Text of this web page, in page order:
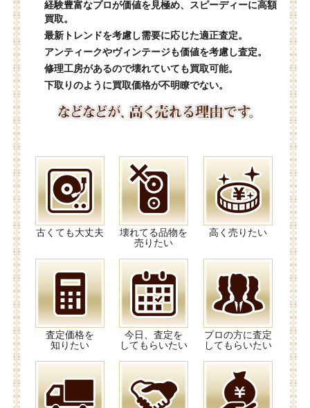
経験豊富なプロが価値を見極め、スピーディーに高額
買取。
最新トレンドを考慮し需要に応じた適正査定。
アンティークやヴィンテージも価値を考慮し査定。
修理工房があるので壊れていても買取可能。
下取りのように買取価格が不明瞭でない。
古くても大丈夫
壊れてる品物を
売りたい
高く売りたい
査定価格を
知りたい
今日、査定を
してもらいたい
プロの方に査定
してもらいたい